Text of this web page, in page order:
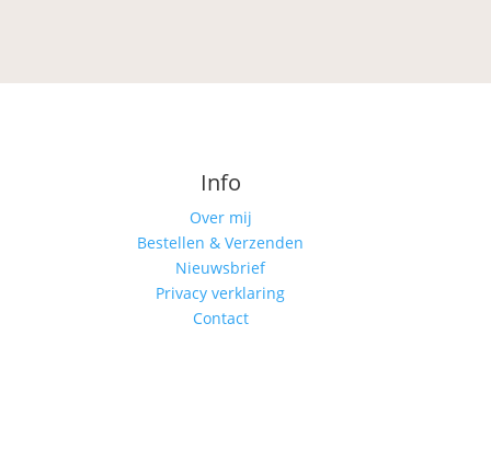
Info
Over mij
Bestellen & Verzenden
Nieuwsbrief
Privacy verklaring
Contact